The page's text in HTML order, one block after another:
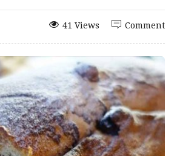
Comment
41 Views